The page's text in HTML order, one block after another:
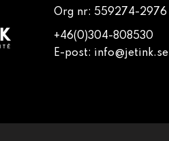
Org nr: 559274-2976
+46(0)304-808530
E-post: info@jetink.se